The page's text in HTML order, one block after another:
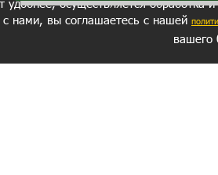
удобнее, осуществляется обработка
с нами, вы соглашаетесь с нашей
вашего